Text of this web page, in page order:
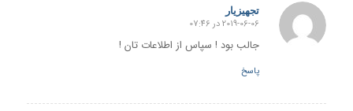
تجهیزیار
گفته:
2019-06-06 در 07:46
جالب بود ! سپاس از اطلاعات تان !
پاسخ